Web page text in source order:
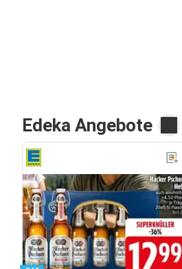
Edeka Angebote